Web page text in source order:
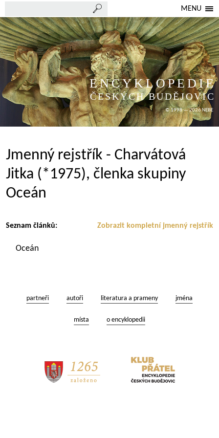
MENU
ENCYKLOPEDIE
ČESKÝCH BUDĚJOVIC
© 1998 — 2026 NEBE
Jmenný rejstřík - Charvátová
Jitka (*1975), členka skupiny
Oceán
Zobrazit kompletní jmenný rejstřík
Seznam článků:
Oceán
partneři autoři literatura a prameny jména
místa o encyklopedii